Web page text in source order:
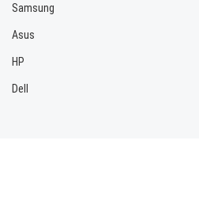
Samsung
Asus
HP
Dell